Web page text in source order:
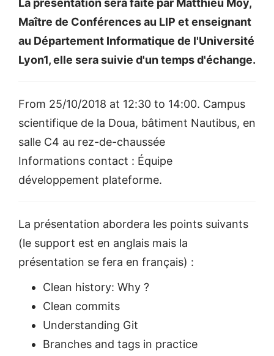
La présentation sera faite par Matthieu Moy,
Maître de Conférences au LIP et enseignant
au Département Informatique de l'Université
Lyon1, elle sera suivie d'un temps d'échange.
From 25/10/2018 at 12:30 to 14:00. Campus
scientifique de la Doua, bâtiment Nautibus, en
salle C4 au rez-de-chaussée
Informations contact : Équipe
développement plateforme.
La présentation abordera les points suivants
(le support est en anglais mais la
présentation se fera en français) :
Clean history: Why ?
Clean commits
Understanding Git
Branches and tags in practice